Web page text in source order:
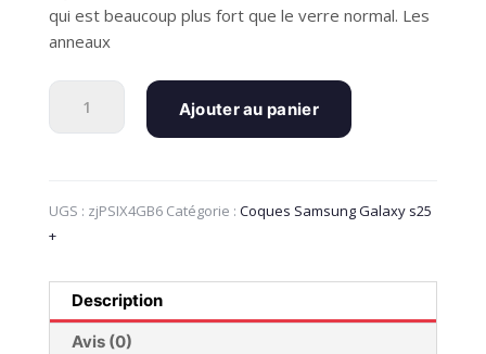
qui est beaucoup plus fort que le verre normal. Les
anneaux
quantité
+
(plus)
Hoops
-
Protection
Ajouter au panier
UGS : zjPSIX4GB6 Catégorie : Coques Samsung Galaxy s25
+
Description
Avis (0)